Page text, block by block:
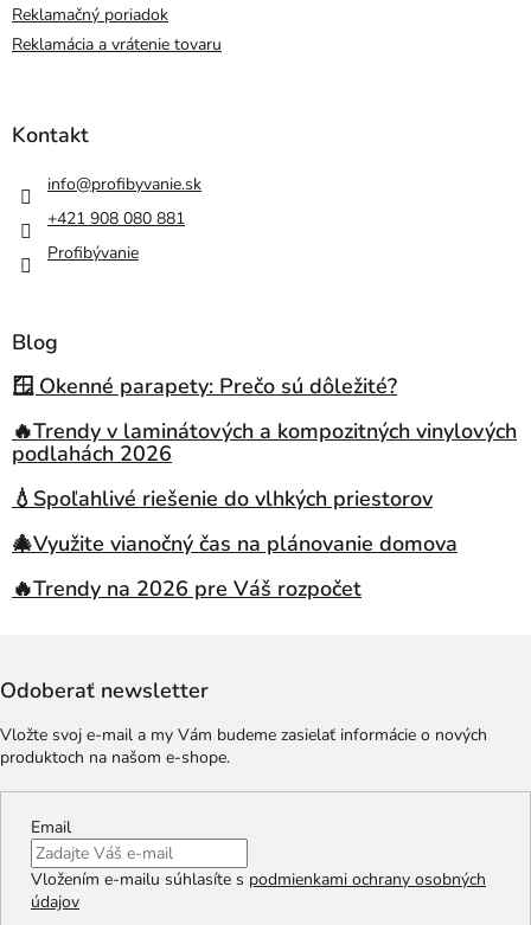
Reklamačný poriadok
Reklamácia a vrátenie tovaru
Kontakt
info@profibyvanie.sk
+421 908 080 881
Profibývanie
Blog
🪟 Okenné parapety: Prečo sú dôležité?
🔥Trendy v laminátových a kompozitných vinylových
podlahách 2026
💧Spoľahlivé riešenie do vlhkých priestorov
🎄Využite vianočný čas na plánovanie domova
🔥Trendy na 2026 pre Váš rozpočet
Odoberať newsletter
Vložte svoj e-mail a my Vám budeme zasielať informácie o nových
produktoch na našom e-shope.
Email
Vložením e-mailu súhlasíte s podmienkami ochrany osobných
údajov